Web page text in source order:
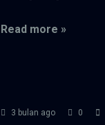
Read more »
3 bulan ago 0